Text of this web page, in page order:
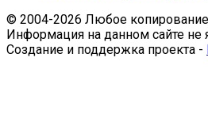
© 2004-2026 Любое
Информация на данном сайте не
Создание и поддержка проекта -